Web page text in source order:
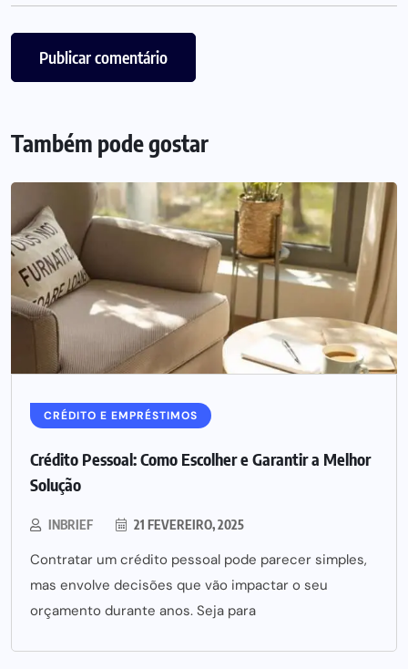
Também pode gostar
CRÉDITO E EMPRÉSTIMOS
Crédito Pessoal: Como Escolher e Garantir a Melhor
Solução
INBRIEF 21 FEVEREIRO, 2025
Contratar um crédito pessoal pode parecer simples,
mas envolve decisões que vão impactar o seu
orçamento durante anos. Seja para